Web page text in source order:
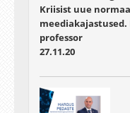
Kriisist uue
professor
27.11.20